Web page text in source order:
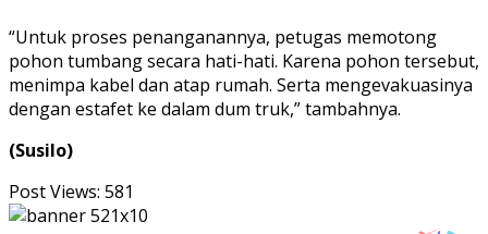
“Untuk proses penanganannya, petugas memotong
pohon tumbang secara hati-hati. Karena pohon tersebut,
menimpa kabel dan atap rumah. Serta mengevakuasinya
dengan estafet ke dalam dum truk,” tambahnya.
(Susilo)
Post Views: 581